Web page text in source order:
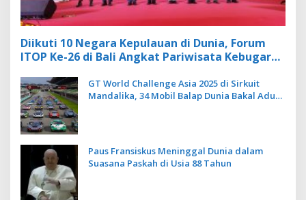
Diikuti 10 Negara Kepulauan di Dunia, Forum
ITOP Ke-26 di Bali Angkat Pariwisata Kebugaran
GT World Challenge Asia 2025 di Sirkuit
Mandalika, 34 Mobil Balap Dunia Bakal Adu
Paus Fransiskus Meninggal Dunia dalam
Suasana Paskah di Usia 88 Tahun